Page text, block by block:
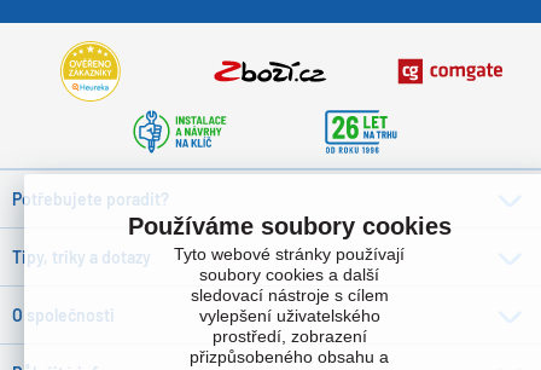
Potřebujete poradit?
Tipy, triky a dotazy
O společnosti
Používáme soubory cookies
Tyto webové stránky používají
soubory cookies a další
sledovací nástroje s cílem
vylepšení uživatelského
prostředí, zobrazení
přizpůsobeného obsahu a